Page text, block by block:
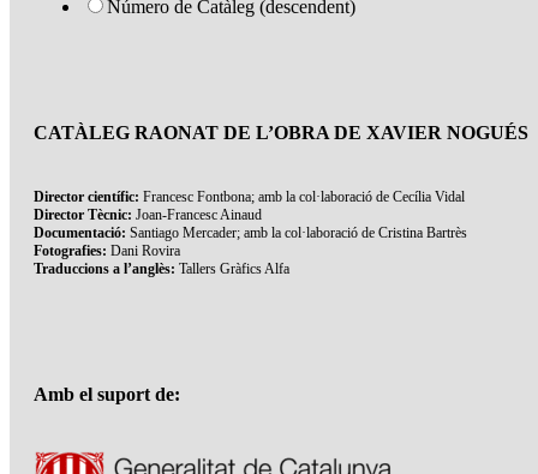
Número de Catàleg (descendent)
CATÀLEG RAONAT DE L’OBRA DE XAVIER NOGUÉS
Director científic: Francesc Fontbona; amb la col·laboració de Cecília Vidal
Director Tècnic: Joan-Francesc Ainaud
Documentació: Santiago Mercader; amb la col·laboració de Cristina Bartrès
Fotografies: Dani Rovira
Traduccions a l’anglès: Tallers Gràfics Alfa
Amb el suport de: